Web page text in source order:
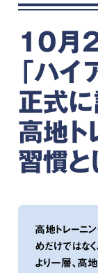
10月
「ハ
正式
高地ト
習慣と
高地トレーニ
めだけではな
より一層、高